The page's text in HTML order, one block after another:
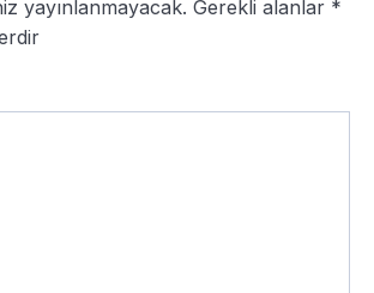
yayınlanmayacak. Gerekli alanlar *